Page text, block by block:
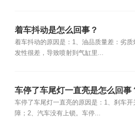
着车抖动是怎么回事？
着车抖动的原因是：1、油品质量差：劣质
发性很差，导致喷射到气缸里...
车停了车尾灯一直亮是怎么回事
车停了车尾灯一直亮的原因是：1、刹车开
障；2、汽车没有上锁。车停...